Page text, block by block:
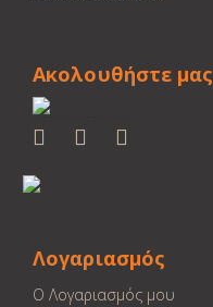
Ακολουθήστε μας
Λογαριασμός
Ο Λογαριασμός μου